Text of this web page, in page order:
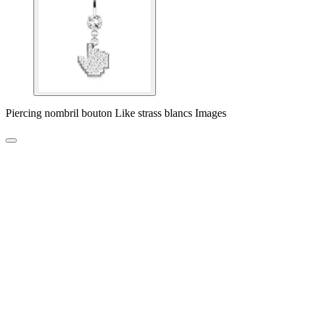
Piercing nombril bouton Like strass blancs Images